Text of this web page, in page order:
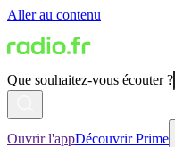
Aller au contenu
Que souhaitez-vous écouter ?
Ouvrir l'appDécouvrir Prime